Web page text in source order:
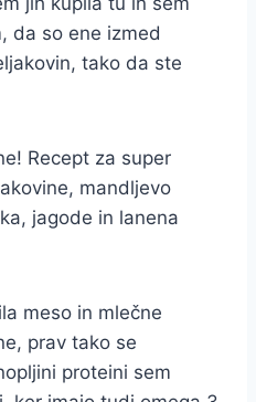
da so ene izmed
tako da ste
Recept za super
mandljevo
jagode in lanena
meso in mlečne
prav tako se
proteini sem